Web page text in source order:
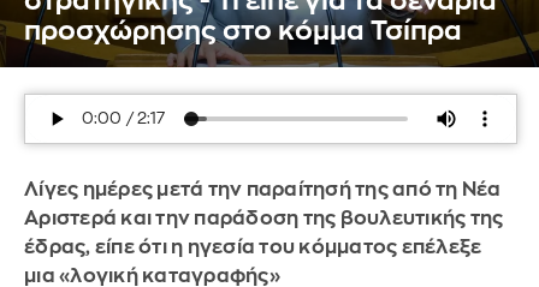
προσχώρησης στο κόμμα Τσίπρα
Λίγες ημέρες μετά την παραίτησή της από τη Νέα
Αριστερά και την παράδοση της βουλευτικής της
έδρας, είπε ότι η ηγεσία του κόμματος επέλεξε
μια «λογική καταγραφής»